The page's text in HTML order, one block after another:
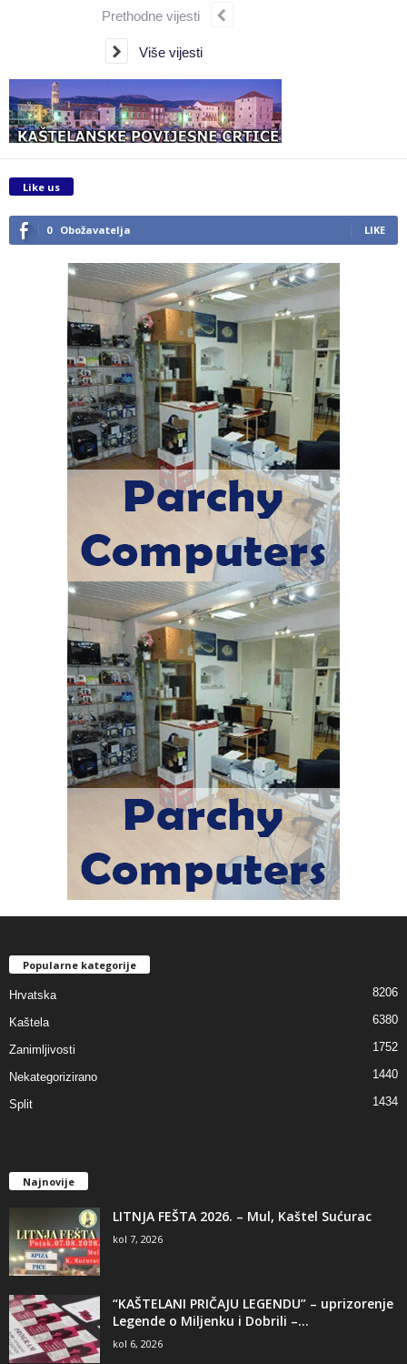
Prethodne vijesti
Više vijesti
Like us
0 Obožavatelja LIKE
Popularne kategorije
Hrvatska 8206
Kaštela 6380
Zanimljivosti 1752
Nekategorizirano 1440
Split 1434
Najnovije
LITNJA FEŠTA 2026. – Mul, Kaštel Sućurac
kol 7, 2026
“KAŠTELANI PRIČAJU LEGENDU” – uprizorenje
Legende o Miljenku i Dobrili –...
kol 6, 2026